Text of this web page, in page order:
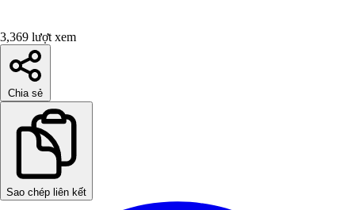
3,369 lượt xem
Chia sẻ
Sao chép liên kết